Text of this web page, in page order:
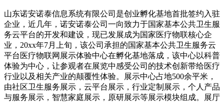
山东诺安诺泰信息系统有限公司是创业孵化基地首批签约入驻
企业，近几年，诺安诺泰公司一向致力于国家基本公共卫生服
务云平台的开发和建设，现已发展成为国家医疗物联核心企
业，20xx年7月上旬，该公司承担的国家基本公共卫生服务云
平台医疗物联网展示体验中心在孵化基地落成，该中心以科普
体验为中心，让参观者在展览中感受公司的技术创新带给医疗
行业以及相关产业的颠覆性体验。展示中心占地500余平米，
由社区卫生服务展示，云平台展示，行业定制展示，个人产品
与服务展示，智慧家庭展示，原研展示等展示模块组成。展厅